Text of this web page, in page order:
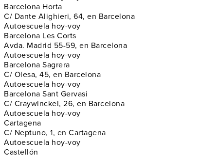
Barcelona Horta
C/ Dante Alighieri, 64, en Barcelona
Autoescuela hoy-voy
Barcelona Les Corts
Avda. Madrid 55-59, en Barcelona
Autoescuela hoy-voy
Barcelona Sagrera
C/ Olesa, 45, en Barcelona
Autoescuela hoy-voy
Barcelona Sant Gervasi
C/ Craywinckel, 26, en Barcelona
Autoescuela hoy-voy
Cartagena
C/ Neptuno, 1, en Cartagena
Autoescuela hoy-voy
Castellón